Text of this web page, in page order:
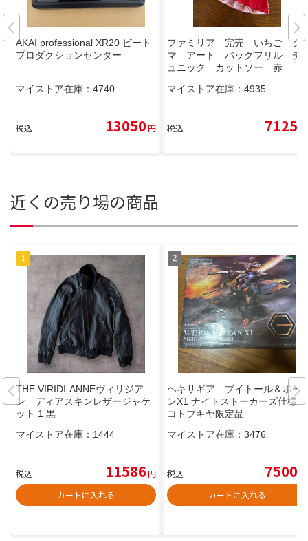
AKAI professional XR20 ビート
プロダクションセンター
マイストア在庫： 4740
税込 13050円
ファミリア 完売 いちご ク
マ アート バックフリル チ
ュニック カットソー 赤
マイストア在庫： 4935
税込 7125
近くの売り場の商品
THE VIRIDI-ANNEヴィリジア
ン ディアスキンレザージャケ
ット 1 黒
マイストア在庫： 1444
税込 11586円
カートに入れる
ヘキサギア ブイトール＆ポー
ンX1 ナイトストーカーズ仕様
コトブキヤ限定品
マイストア在庫： 3476
税込 7500
カートに入れる